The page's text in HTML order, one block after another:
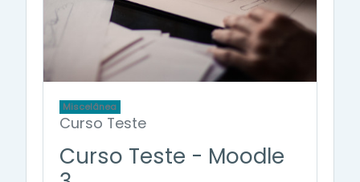
Miscelânea
Curso Teste
Curso Teste - Moodle